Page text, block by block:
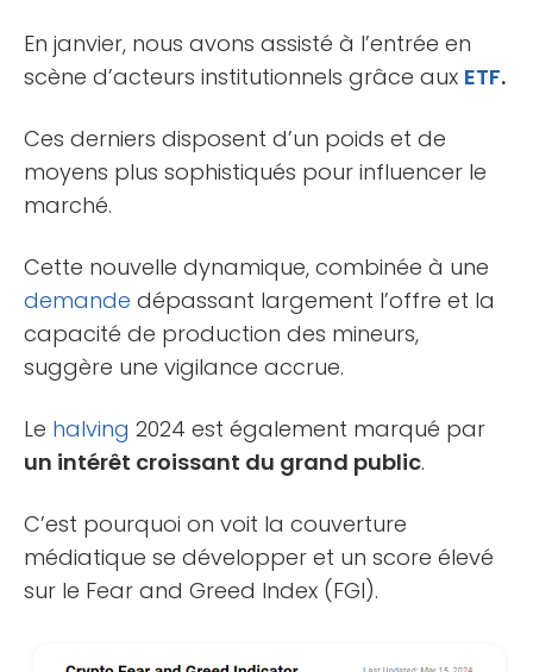
En janvier, nous avons assisté à l’entrée en
scène d’acteurs institutionnels grâce aux ETF.
Ces derniers disposent d’un poids et de
moyens plus sophistiqués pour influencer le
marché.
Cette nouvelle dynamique, combinée à une
demande dépassant largement l’offre et la
capacité de production des mineurs,
suggère une vigilance accrue.
Le halving 2024 est également marqué par
un intérêt croissant du grand public.
C’est pourquoi on voit la couverture
médiatique se développer et un score élevé
sur le Fear and Greed Index (FGI).